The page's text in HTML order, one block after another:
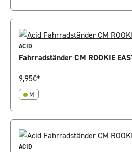
ACID
Fahrradständer CM ROOKIE
9,95€*
M
ACID